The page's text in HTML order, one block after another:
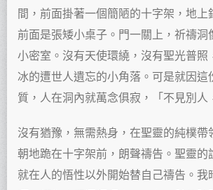
間，前面掛著一個簡陋的十字架，地上
前面是張矮小桌子。門一關上，祈禱洞
小密室。沒有天使環繞，沒有聖光普照
冰的遭世人遺忘的小角落。可是就因這
質，人在洞內就萬念俱寂，「不見別人
沒有猶豫，無需熱身，在聖靈的純樸帶
朝地跪在十字架前，朗聲禱告。聖靈的
就在人的悟性以外開始替自己禱告。我